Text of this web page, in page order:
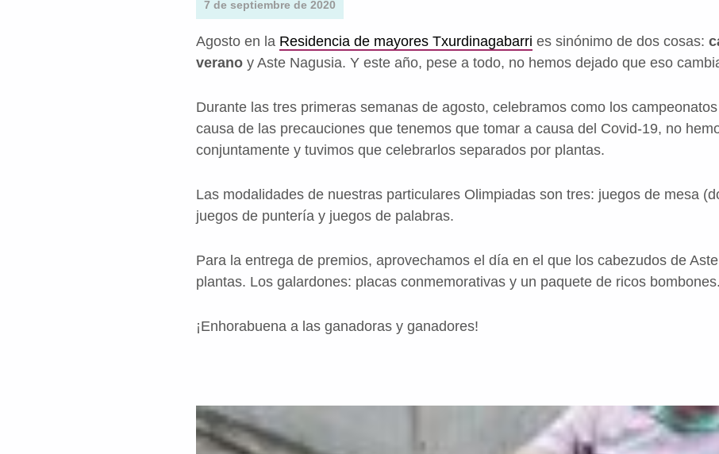
7 de septiembre de 2020
Agosto en la Residencia de mayores Txurdinagabarri es sinónimo de dos cosas:
verano y Aste Nagusia. Y este año, pese a todo, no hemos dejado que eso
Durante las tres primeras semanas de agosto, celebramos como los
causa de las precauciones que tenemos que tomar a causa del Covid-19, no
conjuntamente y tuvimos que celebrarlos separados por plantas.
Las modalidades de nuestras particulares Olimpiadas son tres: juegos de mesa
juegos de puntería y juegos de palabras.
Para la entrega de premios, aprovechamos el día en el que los cabezudos de
plantas. Los galardones: placas conmemorativas y un paquete de ricos bombones.
¡Enhorabuena a las ganadoras y ganadores!